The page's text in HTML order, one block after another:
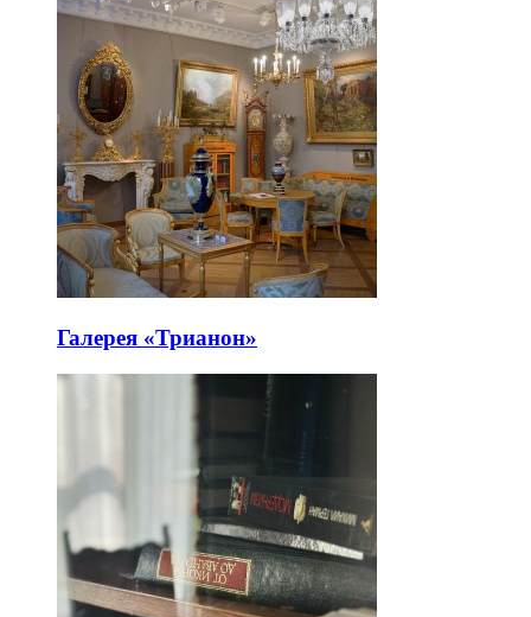
Галерея «Трианон»